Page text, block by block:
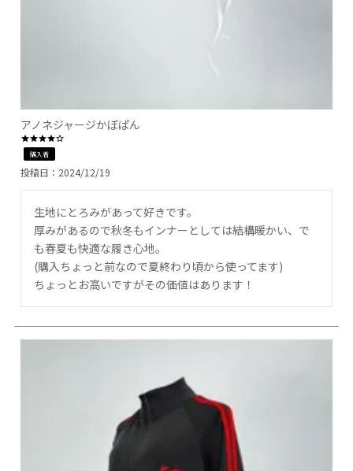
アノネジャージかぼぱん
購入者
投稿日 2024/12/19
生地にとろみがあって好きです。
厚みがあるので秋冬もインナーとしては結構暖かい、で
も春夏も快適な履き心地。
(購入ちょっと前なので夏終わり頃から使ってます)
ちょっとお高いですがその価値はあります！